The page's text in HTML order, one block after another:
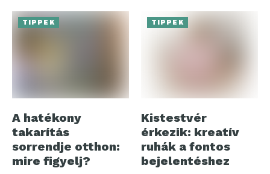
TIPPEK
A hatékony
takarítás
sorrendje otthon:
mire figyelj?
TIPPEK
Kistestvér
érkezik: kreatív
ruhák a fontos
bejelentéshez